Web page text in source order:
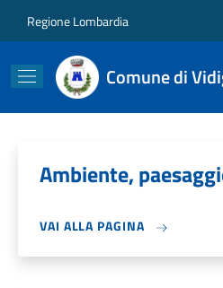
Regione Lombardia
Comune di
Ambiente,
VAI ALLA PAGINA